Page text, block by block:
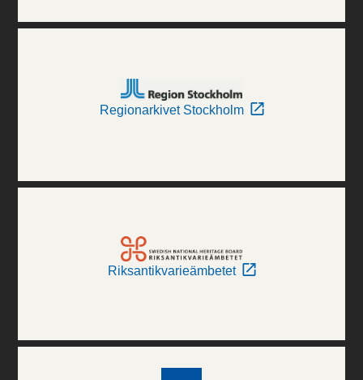
Regionarkivet Stockholm
Riksantikvarieämbetet